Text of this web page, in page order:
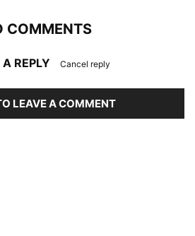
COMMENTS
REPLY Cancel reply
LEAVE A COMMENT